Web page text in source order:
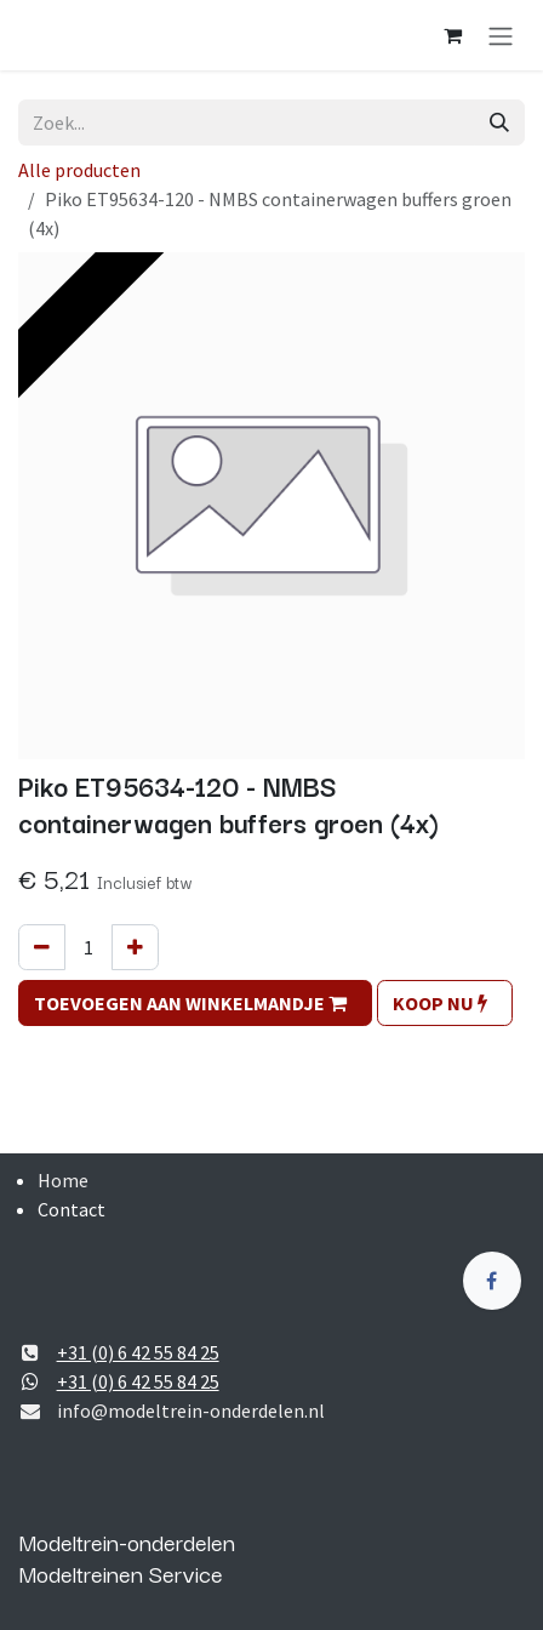
Alle producten
Piko ET95634-120 - NMBS containerwagen buffers groen
(4x)
Op voorraad
Piko ET95634-120 - NMBS
containerwagen buffers groen (4x)
€ 5,21 Inclusief btw
TOEVOEGEN AAN WINKELMANDJE KOOP NU
Home
Contact
+31 (0) 6 42 55 84 25
+31 (0) 6 42 55 84 25
info@modeltrein-onderdelen.nl
Modeltrein-onderdelen
Modeltreinen Service